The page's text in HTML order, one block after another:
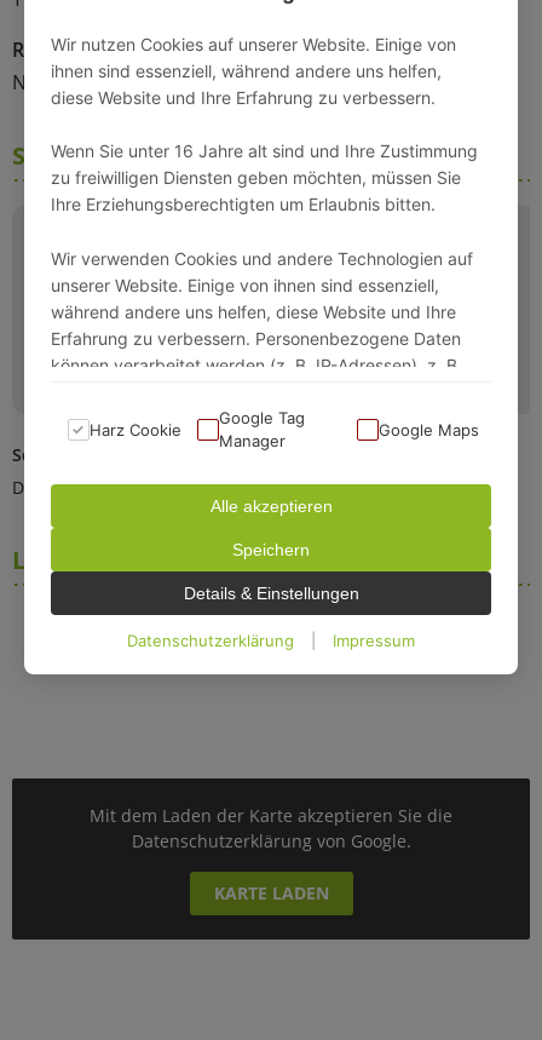
Wir nutzen Cookies auf unserer Website. Einige von
ihnen sind essenziell, während andere uns helfen,
diese Website und Ihre Erfahrung zu verbessern.
Wenn Sie unter 16 Jahre alt sind und Ihre Zustimmung
zu freiwilligen Diensten geben möchten, müssen Sie
Ihre Erziehungsberechtigten um Erlaubnis bitten.
Wir verwenden Cookies und andere Technologien auf
unserer Website. Einige von ihnen sind essenziell,
während andere uns helfen, diese Website und Ihre
Erfahrung zu verbessern. Personenbezogene Daten
können verarbeitet werden (z. B. IP-Adressen), z. B.
Anzeigen- und Inhaltsmessung.
Daten finden Sie in unserer Datenschutzerklärung. Sie
können Ihre Auswahl jederzeit unter Einstellungen
widerrufen oder anpassen.
Harz Cookie
Google Tag
Manager
Google Maps
Alle akzeptieren
Speichern
Details & Einstellungen
Datenschutzerklärung Impressum
Rollstuhlgerecht
Nein
Schlafmöglichkeiten
Schlafzimmer
Doppelbett (180x200cm)
Schlafsofa (160x200cm)
Lage
Mit dem Laden der Karte akzeptieren Sie die
Datenschutzerklärung von Google.
KARTE LADEN